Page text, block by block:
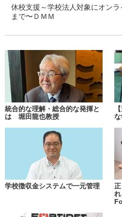
休校支援～学校法人対象にオン
まで〜ＤＭＭ
統合的な理解・総合的な発揮と
は 堀田龍也教授
学校徴収金システムで一元管理